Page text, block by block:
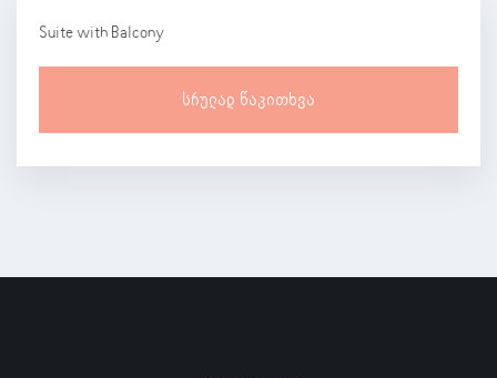
Suite with Balcony
Სრულად Წაკითხვა